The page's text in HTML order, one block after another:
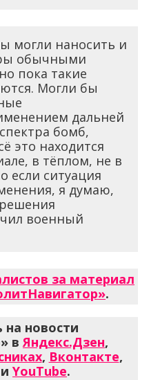
могли наносить и
обычными
пока такие
Могли бы
дальней
бомб,
это находится
в тёплом, не в
если ситуация
я думаю,
военный
за материал
.
новости
в Яндекс.Дзен,
, Вконтакте,
и YouTube.